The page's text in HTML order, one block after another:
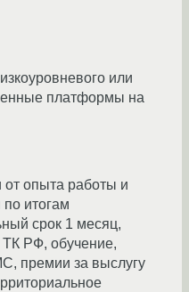
или
платформы на
от опыта работы и
итогам
срок 1 месяц,
РФ, обучение,
премии за выслугу